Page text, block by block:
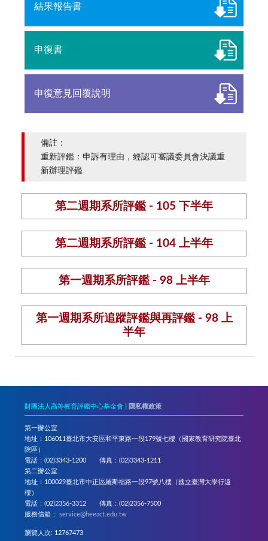
結果報告書
申復書
申復意見回覆說明
備註：
重新評鑑：申訴有理由，經認可審議委員會決議重
新辦理評鑑
第二週期系所評鑑 - 105 下半年
第二週期系所評鑑 - 104 上半年
第一週期系所評鑑 - 98 上半年
第一週期系所追蹤評鑑與再評鑑 - 98 上
半年
財團法人高等教育評鑑中心基金會 | 隱私權政策
第一辦公室
地址：106011臺北市大安區和平東路一段179號七樓（國家教育研究院臺北
院區）
電話：(02)3343-1200 傳真：(02)3343-1211
第二辦公室
地址：100029臺北市中正區羅斯福路一段97號八樓（國立臺灣大學行遠
樓）
電話：(02)2356-3312 傳真：(02)2356-7500
服務信箱：service@heeact.edu.tw
瀏覽人次: 12767473